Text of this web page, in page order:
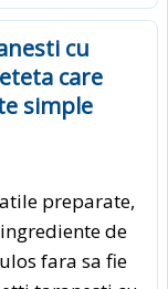
cu
care
simple
preparate,
de
fara sa fie